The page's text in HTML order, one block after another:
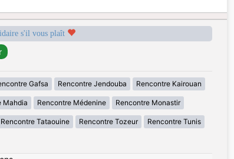
s'il vous plaît
Gafsa Rencontre Jendouba Rencontre Kairouan
Mahdia Rencontre Médenine Rencontre Monastir
Rencontre Tataouine Rencontre Tozeur Rencontre Tunis